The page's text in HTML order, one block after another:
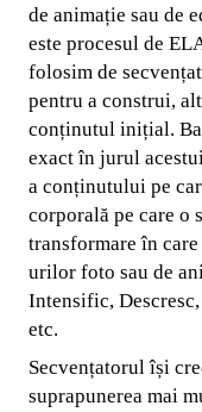
de animație sau de
este procesul de
folosim de
pentru a construi,
conținutul inițial.
exact în jurul
a conținutului pe
corporală pe care o
transformare în
urilor foto sau de
Intensific,
etc.
Secvențatorul își
suprapunerea mai